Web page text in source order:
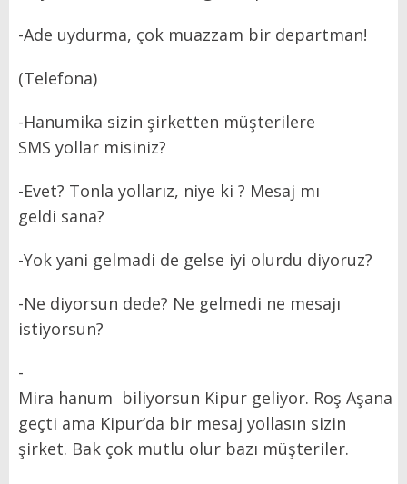
-Ade uydurma, çok muazzam bir departman!
(Telefona)
-Hanumika sizin şirketten müşterilere
SMS yollar misiniz?
-Evet? Tonla yollarız, niye ki ? Mesaj mı
geldi sana?
-Yok yani gelmadi de gelse iyi olurdu diyoruz?
-Ne diyorsun dede? Ne gelmedi ne mesajı
istiyorsun?
-
Mira hanum biliyorsun Kipur geliyor. Roş Aşana
geçti ama Kipur’da bir mesaj yollasın sizin
şirket. Bak çok mutlu olur bazı müşteriler.